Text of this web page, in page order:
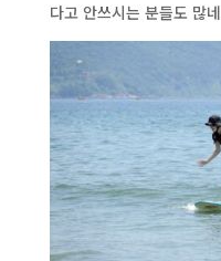
다고 안쓰시는 분들도 많